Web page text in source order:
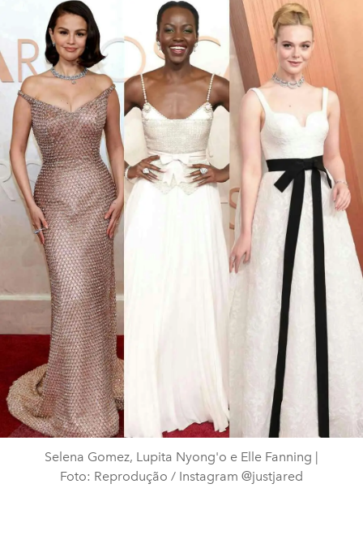
Selena Gomez, Lupita Nyong'o e Elle Fanning |
Foto: Reprodução / Instagram @justjared